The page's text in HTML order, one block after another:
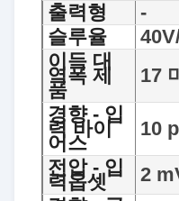
출력형
-
슬루율
이득 대
역폭 제
품
17
경향 - 입
력 바이
어스
10
전압 - 입
력옵셋
2